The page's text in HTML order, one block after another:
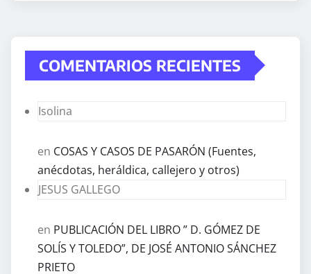
COMENTARIOS RECIENTES
Isolina
en COSAS Y CASOS DE PASARÓN (Fuentes,
anécdotas, heráldica, callejero y otros)
JESUS GALLEGO
en PUBLICACIÓN DEL LIBRO ” D. GÓMEZ DE
SOLÍS Y TOLEDO”, DE JOSÉ ANTONIO SÁNCHEZ
PRIETO